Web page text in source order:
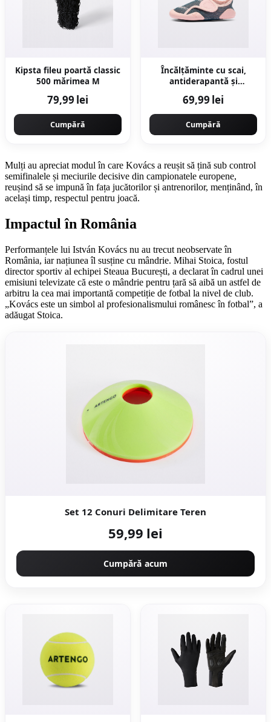
Kipsta fileu poartă classic
500 mărimea M
79,99 lei
Cumpără
Încălțăminte cu scai,
antiderapantă și
bebeluși
69,99 lei
Cumpără
Mulți au apreciat modul în care Kovács a reușit să țină sub control
semifinalele și meciurile decisive din campionatele europene,
reușind să se impună în fața jucătorilor și antrenorilor, menținând, în
același timp, respectul pentru joacă.
Impactul în România
Performanțele lui István Kovács nu au trecut neobservate în
România, iar națiunea îl susține cu mândrie. Mihai Stoica, fostul
director sportiv al echipei Steaua București, a declarat în cadrul unei
emisiuni televizate că este o mândrie pentru țară să aibă un astfel de
arbitru la cea mai importantă competiție de fotbal la nivel de club.
„Kovács este un simbol al profesionalismului românesc în fotbal”, a
adăugat Stoica.
Set 12 Conuri Delimitare Teren
59,99 lei
Cumpără acum